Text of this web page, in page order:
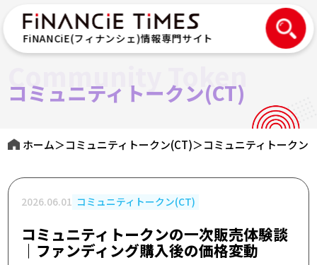
FiNANCiE(フィナンシェ)情報専門サイト
コミュニティトークン(CT)
Community Token
ホーム＞コミュニティトークン(CT)＞コミュニティトークン
2026.06.01 コミュニティトークン(CT)
コミュニティトークンの一次販売体験談
｜ファンディング購入後の価格変動